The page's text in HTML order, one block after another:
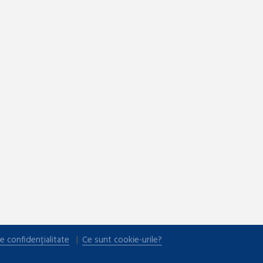
confidențialitate Ce sunt cookie-urile?